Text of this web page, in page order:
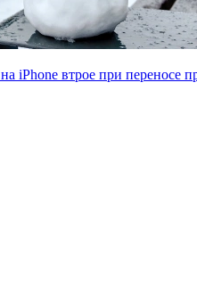
iPhone втрое при переносе